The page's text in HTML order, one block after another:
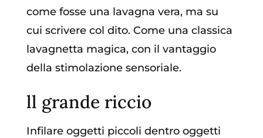
come fosse una lavagna vera, ma su
cui scrivere col dito. Come una classica
lavagnetta magica, con il vantaggio
della stimolazione sensoriale.
ll grande riccio
Infilare oggetti piccoli dentro oggetti